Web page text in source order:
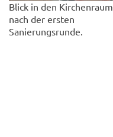
Blick in den Kirchenraum
nach der ersten
Sanierungsrunde.